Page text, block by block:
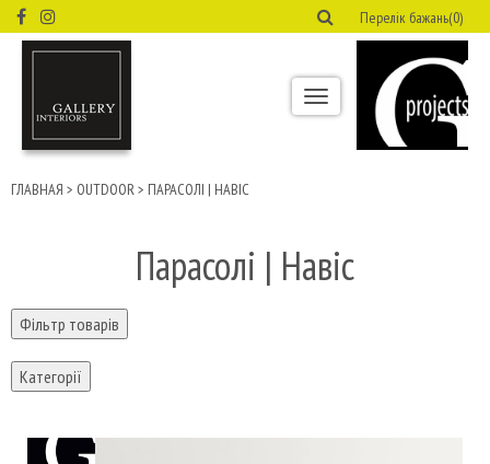
Перелік бажань(0)
Toggle
navigation
ГЛАВНАЯ > OUTDOOR> ПАРАСОЛІ | НАВІС
Парасолі | Навіс
Фільтр товарів
Категорії